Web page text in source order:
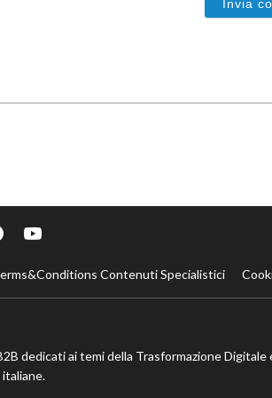
Contenuti Specialistici
dedicati ai temi della Trasformazione